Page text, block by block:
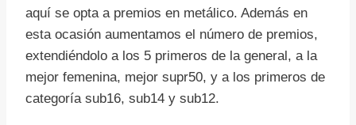
aquí se opta a premios en metálico. Además en
esta ocasión aumentamos el número de premios,
extendiéndolo a los 5 primeros de la general, a la
mejor femenina, mejor supr50, y a los primeros de
categoría sub16, sub14 y sub12.